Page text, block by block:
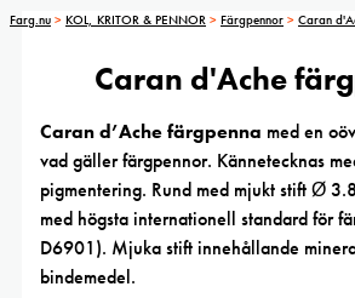
Farg.nu > KOL, KRITOR & PENNOR > Färgpennor > Caran
Caran d'Ache
Caran d’Ache färgpenna med en
vad gäller färgpennor. Kännetecknas
pigmentering. Rund med mjukt stift Ø
med högsta internationell standard för
D6901). Mjuka stift innehållande
bindemedel.